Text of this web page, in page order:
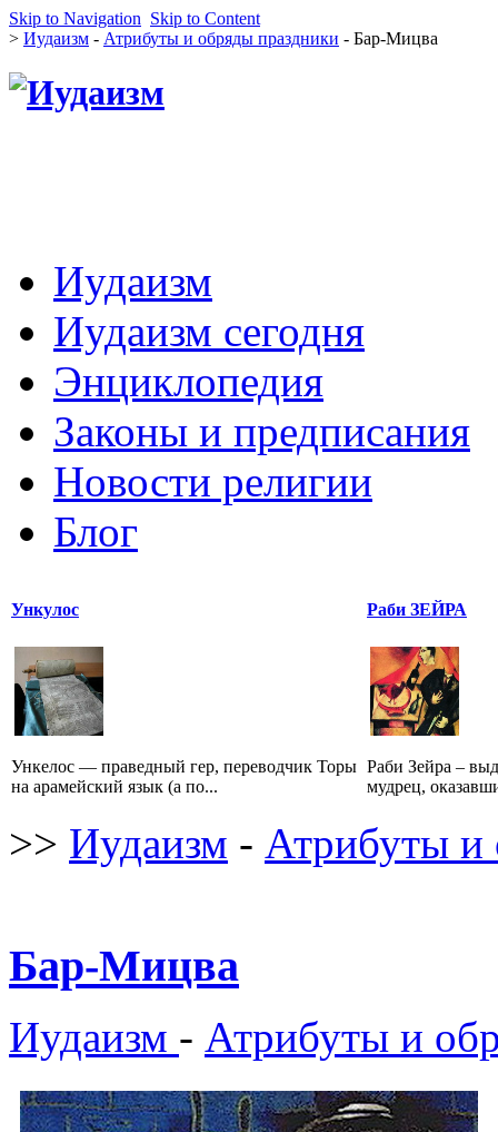
Skip to Navigation Skip to Content
> Иудаизм - Атрибуты и обряды праздники - Бар-Мицва
Иудаизм
Иудаизм сегодня
Энциклопедия
Законы и предписания
Новости религии
Блог
Ункулос
Ункелос — праведный гер, переводчик Торы
на арамейский язык (а по...
Раби ЗЕЙРА
Раби Зейра –
мудрец,
>> Иудаизм - Атрибуты и
Бар-Мицва
Иудаизм - Атрибуты и